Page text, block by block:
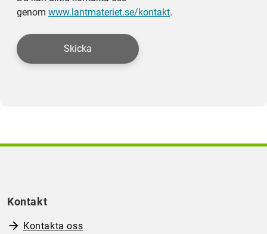
genom www.lantmateriet.se/kontakt.
Skicka
Kontakt
Kontakta oss